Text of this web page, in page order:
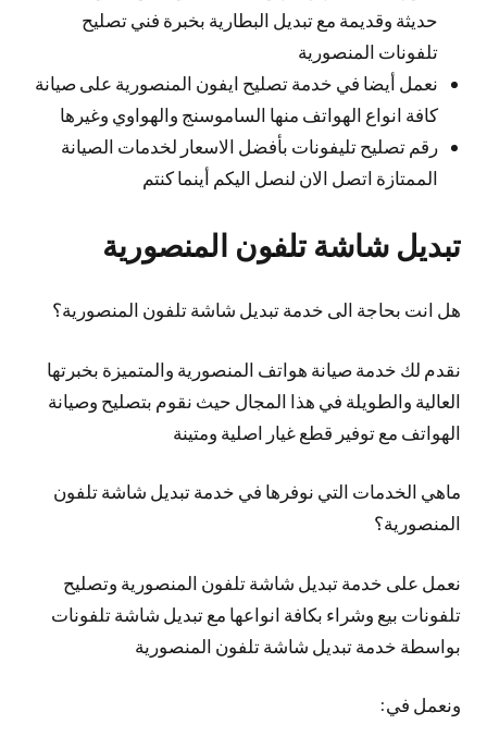
حديثة وقديمة مع تبديل البطارية بخبرة فني تصليح
تلفونات المنصورية
نعمل أيضا في خدمة تصليح ايفون المنصورية على صيانة
كافة انواع الهواتف منها الساموسنج والهواوي وغيرها
رقم تصليح تليفونات بأفضل الاسعار لخدمات الصيانة
الممتازة اتصل الان لنصل اليكم أينما كنتم
تبديل شاشة تلفون المنصورية
هل انت بحاجة الى خدمة تبديل شاشة تلفون المنصورية؟
نقدم لك خدمة صيانة هواتف المنصورية والمتميزة بخبرتها
العالية والطويلة في هذا المجال حيث نقوم بتصليح وصيانة
الهواتف مع توفير قطع غيار اصلية ومتينة
ماهي الخدمات التي نوفرها في خدمة تبديل شاشة تلفون
المنصورية؟
نعمل على خدمة تبديل شاشة تلفون المنصورية وتصليح
تلفونات بيع وشراء بكافة انواعها مع تبديل شاشة تلفونات
بواسطة خدمة تبديل شاشة تلفون المنصورية
ونعمل في: